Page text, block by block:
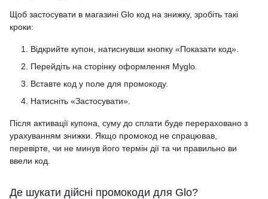
Щоб застосувати в магазині Glo код на знижку, зробіть такі
кроки:
Відкрийте купон, натиснувши кнопку «Показати код».
Перейдіть на сторінку оформлення Myglo.
Вставте код у поле для промокоду.
Натисніть «Застосувати».
Після активації купона, суму до сплати буде перераховано з
урахуванням знижки. Якщо промокод не спрацював,
перевірте, чи не минув його термін дії та чи правильно ви
ввели код.
Де шукати дійсні промокоди для Glo?